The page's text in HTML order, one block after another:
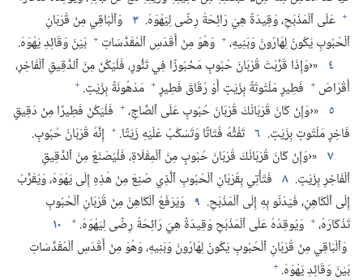
+ عَلَى ٱلْمَذْبَحِ،‏ وَقِيدَةً هِيَ رَائِحَةُ رِضًى لِيَهْوَهَ.‏ ٣ وَٱلْبَاقِي مِنْ قُرْبَانِ
ٱلْحُبُوبِ يَكُونُ لِهَارُونَ وَبَنِيهِ،‏ + وَهُوَ مِنْ أَقْدَسِ ٱلْمُقَدَّسَاتِ + بَيْنَ وَقَائِدِ يَهْوَهَ.‏
٤ ‏«‹وَإِذَا قَرَّبْتَ قُرْبَانَ حُبُوبٍ مَخْبُوزًا فِي تَنُّورٍ،‏ فَلْيَكُنْ مِنَ ٱلدَّقِيقِ ٱلْفَاخِرِ،‏
أَقْرَاصَ + فَطِيرٍ مَلْتُوتَةً بِزَيْتٍ أَوْ رُقَاقَ فَطِيرٍ + مَدْهُونَةً بِزَيْتٍ.‏ +
٥ ‏«‹وَإِنْ كَانَ قُرْبَانُكَ قُرْبَانَ حُبُوبٍ عَلَى ٱلصَّاجِ،‏ + فَلْيَكُنْ فَطِيرًا مِنْ دَقِيقٍ
فَاخِرٍ مَلْتُوتٍ بِزَيْتٍ.‏ ٦ تَفُتُّهُ فُتَاتًا وَتَسْكُبُ عَلَيْهِ زَيْتًا.‏ + إِنَّهُ قُرْبَانُ حُبُوبٍ.‏
٧ ‏«‹وَإِنْ كَانَ قُرْبَانُكَ قُرْبَانَ حُبُوبٍ مِنَ ٱلْمِقْلَاةِ،‏ فَلْيُصْنَعْ مِنَ ٱلدَّقِيقِ
ٱلْفَاخِرِ بِزَيْتٍ.‏ ٨ فَتَأْتِي بِقُرْبَانِ ٱلْحُبُوبِ ٱلَّذِي صُنِعَ مِنْ هٰذِهِ إِلَى يَهْوَهَ،‏ وَيُقَرَّبُ
إِلَى ٱلْكَاهِنِ،‏ فَيَدْنُو بِهِ إِلَى ٱلْمَذْبَحِ.‏ ٩ وَيَرْفَعُ ٱلْكَاهِنُ مِنْ قُرْبَانِ ٱلْحُبُوبِ
تَذْكَارَهُ،‏ + وَيُوقِدُهُ عَلَى ٱلْمَذْبَحِ وَقِيدَةً هِيَ رَائِحَةُ رِضًى لِيَهْوَهَ.‏ +
١٠
وَٱلْبَاقِي مِنْ قُرْبَانِ ٱلْحُبُوبِ يَكُونُ لِهَارُونَ وَبَنِيهِ،‏ وَهُوَ مِنْ أَقْدَسِ ٱلْمُقَدَّسَاتِ
بَيْنَ وَقَائِدِ يَهْوَهَ.‏ +